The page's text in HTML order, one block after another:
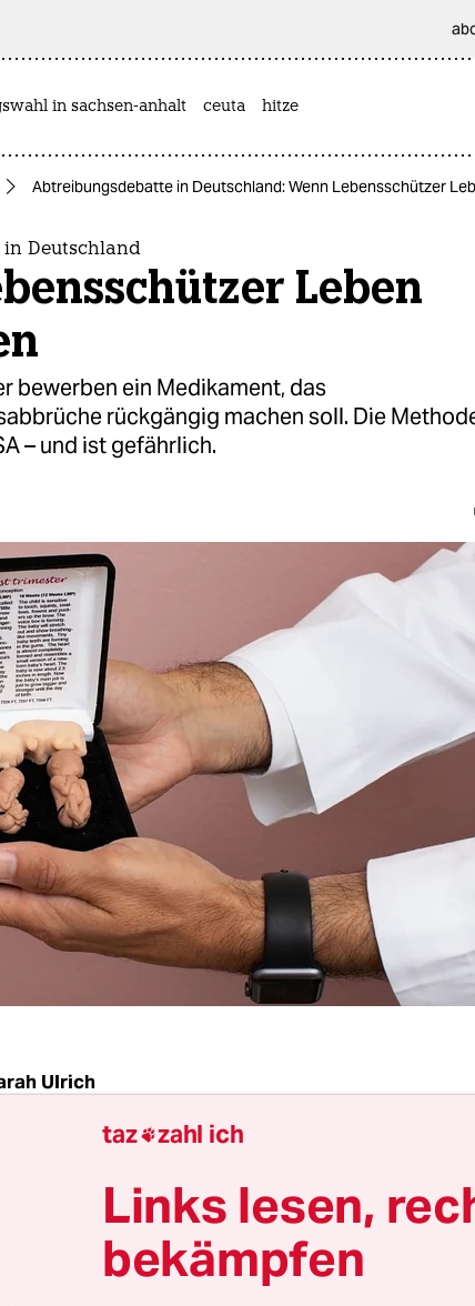
in sachsen-anhalt ceuta hitze
Abtreibungsdebatte in Deutschland: Wenn Lebensschützer
Deutschland
Leben
bewerben ein Medikament, das
rückgängig machen soll. Die
– und ist gefährlich.
Ulrich
2023, als eine Gynäkologin an einem
Blister mit Tabletten aus ihrer Tasche zieht
gibt. Eine der beiden hat der Ärztin am
sei schwanger und habe eine Pille genommen,
abzubrechen – obwohl sie das gar nicht
taz zahl ich
Links lesen,
bekämpfen